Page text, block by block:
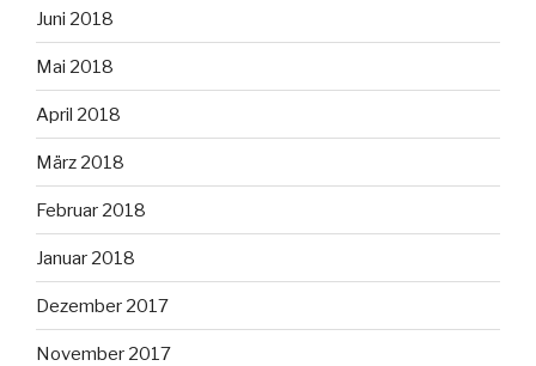
Juni 2018
Mai 2018
April 2018
März 2018
Februar 2018
Januar 2018
Dezember 2017
November 2017